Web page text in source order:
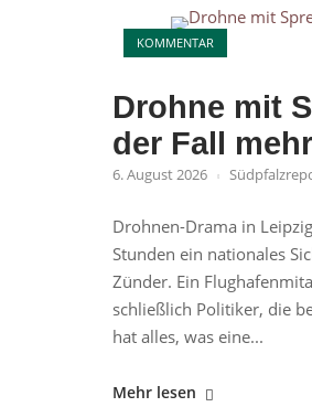
KOMMENTAR
Open post
Drohne mit
der Fall
6. August 2026
Drohnen-Drama in
Stunden ein nationales
Zünder. Ein
schließlich Politiker, die
hat alles, was eine...
"Drohne
Mehr lesen